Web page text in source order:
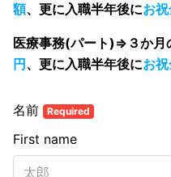
額、 更に入職半年後にお
医療事務(パート)⇒ ３か
円 、 更に入職半年後にお
名前 Required
First name